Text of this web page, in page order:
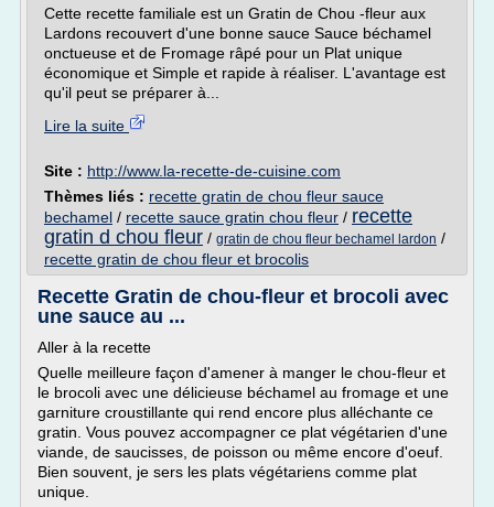
Cette recette familiale est un Gratin de Chou -fleur aux
Lardons recouvert d'une bonne sauce Sauce béchamel
onctueuse et de Fromage râpé pour un Plat unique
économique et Simple et rapide à réaliser. L'avantage est
qu'il peut se préparer à...
Lire la suite
Site : http://www.la-recette-de-cuisine.com
Thèmes liés : recette gratin de chou fleur sauce
bechamel / recette sauce gratin chou fleur / recette
gratin d chou fleur / gratin de chou fleur bechamel lardon /
recette gratin de chou fleur et brocolis
Recette Gratin de chou-fleur et brocoli avec
une sauce au ...
Aller à la recette
Quelle meilleure façon d'amener à manger le chou-fleur et
le brocoli avec une délicieuse béchamel au fromage et une
garniture croustillante qui rend encore plus alléchante ce
gratin. Vous pouvez accompagner ce plat végétarien d'une
viande, de saucisses, de poisson ou même encore d'oeuf.
Bien souvent, je sers les plats végétariens comme plat
unique.